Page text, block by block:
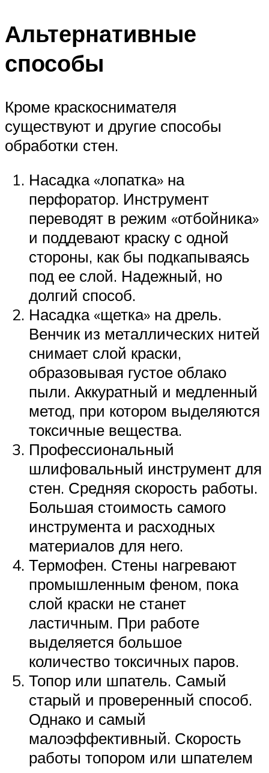
Альтернативные
способы
Кроме краскоснимателя
существуют и другие способы
обработки стен.
Насадка «лопатка» на
перфоратор. Инструмент
переводят в режим «отбойника»
и поддевают краску с одной
стороны, как бы подкапываясь
под ее слой. Надежный, но
долгий способ.
Насадка «щетка» на дрель.
Венчик из металлических нитей
снимает слой краски,
образовывая густое облако
пыли. Аккуратный и медленный
метод, при котором выделяются
токсичные вещества.
Профессиональный
шлифовальный инструмент для
стен. Средняя скорость работы.
Большая стоимость самого
инструмента и расходных
материалов для него.
Термофен. Стены нагревают
промышленным феном, пока
слой краски не станет
ластичным. При работе
выделяется большое
количество токсичных паров.
Топор или шпатель. Самый
старый и проверенный способ.
Однако и самый
малоэффективный. Скорость
работы топором или шпателем